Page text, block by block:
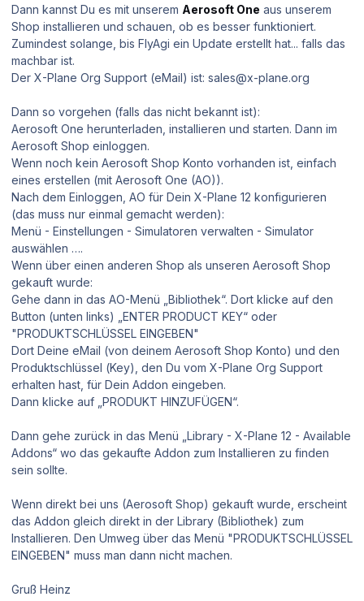
Dann kannst Du es mit unserem Aerosoft One aus unserem
Shop installieren und schauen, ob es besser funktioniert.
Zumindest solange, bis FlyAgi ein Update erstellt hat... falls das
machbar ist.
Der X-Plane Org Support (eMail) ist: sales@x-plane.org
Dann so vorgehen (falls das nicht bekannt ist):
Aerosoft One herunterladen, installieren und starten. Dann im
Aerosoft Shop einloggen.
Wenn noch kein Aerosoft Shop Konto vorhanden ist, einfach
eines erstellen (mit Aerosoft One (AO)).
Nach dem Einloggen, AO für Dein X-Plane 12 konfigurieren
(das muss nur einmal gemacht werden):
Menü - Einstellungen - Simulatoren verwalten - Simulator
auswählen ….
Wenn über einen anderen Shop als unseren Aerosoft Shop
gekauft wurde:
Gehe dann in das AO-Menü „Bibliothek“. Dort klicke auf den
Button (unten links) „ENTER PRODUCT KEY“ oder
"PRODUKTSCHLÜSSEL EINGEBEN"
Dort Deine eMail (von deinem Aerosoft Shop Konto) und den
Produktschlüssel (Key), den Du vom X-Plane Org Support
erhalten hast, für Dein Addon eingeben.
Dann klicke auf „PRODUKT HINZUFÜGEN“.
Dann gehe zurück in das Menü „Library - X-Plane 12 - Available
Addons“ wo das gekaufte Addon zum Installieren zu finden
sein sollte.
Wenn direkt bei uns (Aerosoft Shop) gekauft wurde, erscheint
das Addon gleich direkt in der Library (Bibliothek) zum
Installieren. Den Umweg über das Menü "PRODUKTSCHLÜSSEL
EINGEBEN" muss man dann nicht machen.
Gruß Heinz